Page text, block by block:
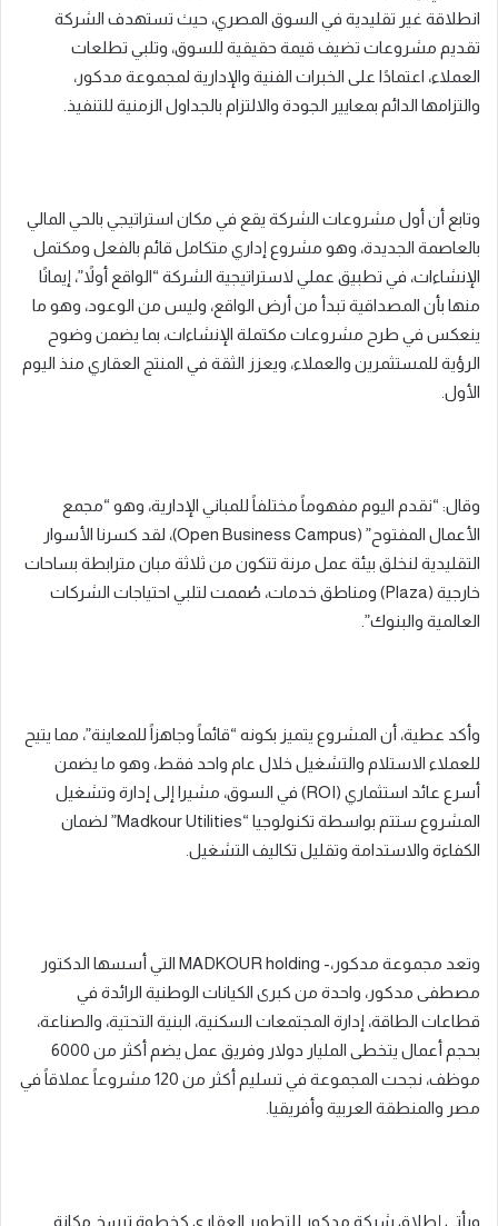
انطلاقة غير تقليدية في السوق المصري، حيث تستهدف الشركة
تقديم مشروعات تضيف قيمة حقيقية للسوق، وتلبي تطلعات
العملاء، اعتمادًا على الخبرات الفنية والإدارية لمجموعة مدكور،
والتزامها الدائم بمعايير الجودة والالتزام بالجداول الزمنية للتنفيذ.
وتابع أن أول مشروعات الشركة يقع في مكان استراتيجي بالحي المالي
بالعاصمة الجديدة، وهو مشروع إداري متكامل قائم بالفعل ومكتمل
الإنشاءات، في تطبيق عملي لاستراتيجية الشركة “الواقع أولاً”، إيمانًا
منها بأن المصداقية تبدأ من أرض الواقع، وليس من الوعود، وهو ما
ينعكس في طرح مشروعات مكتملة الإنشاءات، بما يضمن وضوح
الرؤية للمستثمرين والعملاء، ويعزز الثقة في المنتج العقاري منذ اليوم
الأول.
وقال: “نقدم اليوم مفهوماً مختلفاً للمباني الإدارية، وهو “مجمع
الأعمال المفتوح” (Open Business Campus)، لقد كسرنا الأسوار
التقليدية لنخلق بيئة عمل مرنة تتكون من ثلاثة مبان مترابطة بساحات
خارجية (Plaza) ومناطق خدمات، صُممت لتلبي احتياجات الشركات
العالمية والبنوك”.
وأكد عطية، أن المشروع يتميز بكونه “قائماً وجاهزاً للمعاينة”، مما يتيح
للعملاء الاستلام والتشغيل خلال عام واحد فقط، وهو ما يضمن
أسرع عائد استثماري (ROI) في السوق، مشيرا إلى إدارة وتشغيل
المشروع ستتم بواسطة تكنولوجيا “Madkour Utilities” لضمان
الكفاءة والاستدامة وتقليل تكاليف التشغيل.
وتعد مجموعة مدكور،- MADKOUR holding التي أسسها الدكتور
مصطفى مدكور، واحدة من كبرى الكيانات الوطنية الرائدة في
قطاعات الطاقة، إدارة المجتمعات السكنية، البنية التحتية، والصناعة،
بحجم أعمال يتخطى المليار دولار وفريق عمل يضم أكثر من 6000
موظف، نجحت المجموعة في تسليم أكثر من 120 مشروعاً عملاقاً في
مصر والمنطقة العربية وأفريقيا.
ويأتي إطلاق شركة مدكور للتطوير العقاري كخطوة ترسخ مكانة